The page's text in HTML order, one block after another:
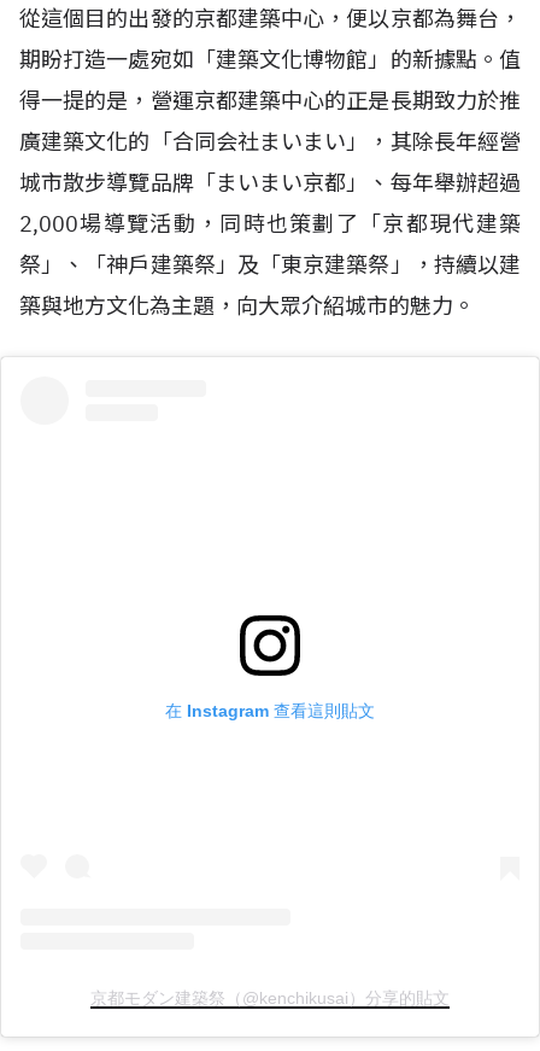
從這個目的出發的京都建築中心，便以京都為舞台，
期盼打造一處宛如「建築文化博物館」的新據點。值
得一提的是，營運京都建築中心的正是長期致力於推
廣建築文化的「合同会社まいまい」，其除長年經營
城市散步導覽品牌「まいまい京都」、每年舉辦超過
2,000場導覽活動，同時也策劃了「京都現代建築
祭」、「神戶建築祭」及「東京建築祭」，持續以建
築與地方文化為主題，向大眾介紹城市的魅力。
在 Instagram 查看這則貼文
京都モダン建築祭（@kenchikusai）分享的貼文